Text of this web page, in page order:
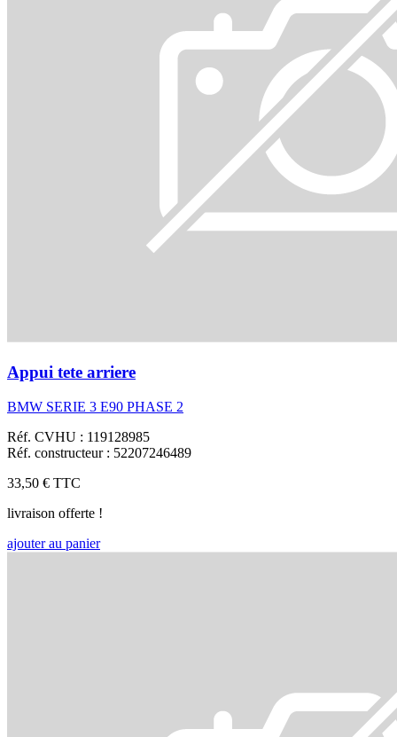
Appui tete arriere
BMW SERIE 3 E90 PHASE 2
Réf. CVHU : 119128985
Réf. constructeur : 52207246489
33,50 € TTC
livraison offerte !
ajouter au panier